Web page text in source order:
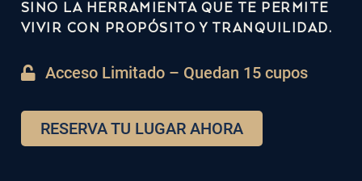
SINO LA HERRAMIENTA QUE TE PERMITE
VIVIR CON PROPÓSITO Y TRANQUILIDAD.
Acceso Limitado – Quedan 15 cupos
RESERVA TU LUGAR AHORA